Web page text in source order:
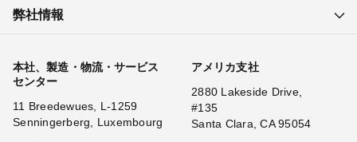
弊社情報
本社、製造・物流・サービス
センター
11 Breedewues, L-1259
Senningerberg, Luxembourg
アメリカ支社
2880 Lakeside Drive,
#135
Santa Clara, CA 95054